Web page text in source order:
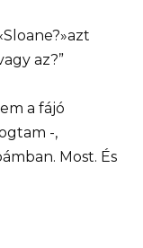
az?”
a fájó
-,
Most. És